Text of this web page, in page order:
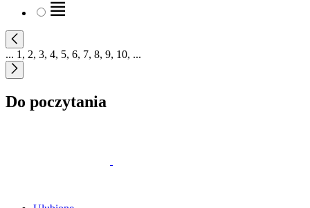
... 1 , 2, 3, 4, 5, 6, 7, 8, 9, 10, ...
Do poczytania